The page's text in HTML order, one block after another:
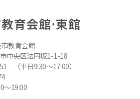
育会館⋅東館
教育会館
中央区法円坂1-1-18
（平日9:30～17:00）
～19:00